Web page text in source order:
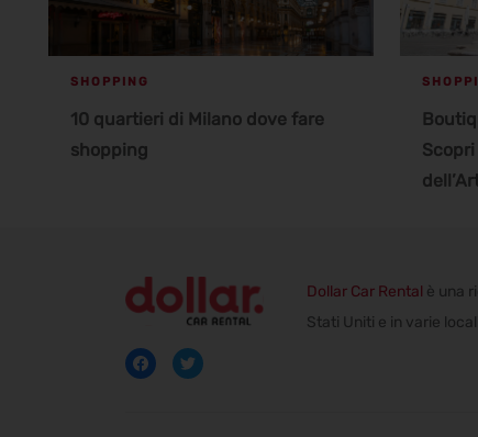
SHOPPING
10 quartieri di Milano dove fare
shopping
Dollar Car Rental è una
Stati Uniti e in varie